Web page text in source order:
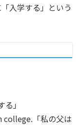
入学する」という
」
「私の父は